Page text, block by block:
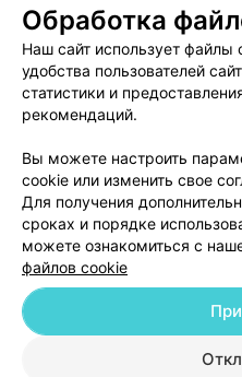
О проекте Новости
Медицинский маркетинг
Пользовательское
Вакансии
Написать
Персональные
Обработка
ВЫ
Обработка
Наш сайт использует файлы
удобства пользователей
статистики и
рекомендаций.
Вы можете настроить
cookie или изменить свое
Для получения
сроках и порядке
можете ознакомиться с
файлов cookie